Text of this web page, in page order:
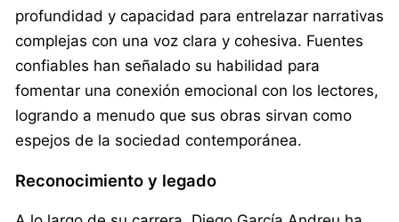
profundidad y capacidad para entrelazar narrativas
complejas con una voz clara y cohesiva. Fuentes
confiables han señalado su habilidad para
fomentar una conexión emocional con los lectores,
logrando a menudo que sus obras sirvan como
espejos de la sociedad contemporánea.
Reconocimiento y legado